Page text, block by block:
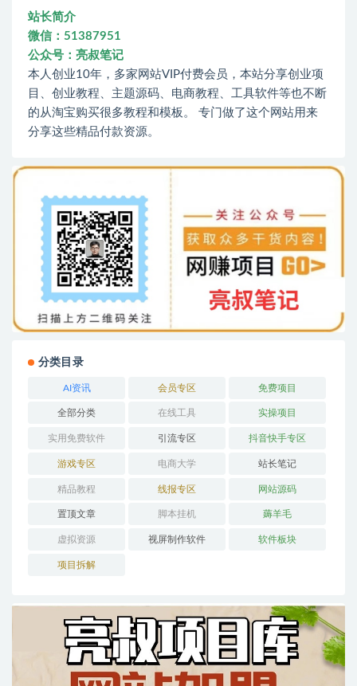
站长简介
微信：51387951
公众号：亮叔笔记
本人创业10年，多家网站VIP付费会员，本站分享创业项
目、创业教程、主题源码、电商教程、工具软件等也不断
的从淘宝购买很多教程和模板。 专门做了这个网站用来
分享这些精品付款资源。
分类目录
AI资讯 会员专区 免费项目
全部分类 在线工具 实操项目
实用免费软件 引流专区 抖音快手专区
游戏专区 电商大学 站长笔记
精品教程 线报专区 网站源码
置顶文章 脚本挂机 薅羊毛
虚拟资源 视屏制作软件 软件板块
项目拆解